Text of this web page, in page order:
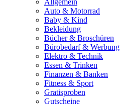
Allgemein
Auto & Motorrad
Baby & Kind
Bekleidung
Bücher & Broschüren
Bürobedarf & Werbung
Elektro & Technik
Essen & Trinken
Finanzen & Banken
Fitness & Sport
Gratisproben
Gutscheine